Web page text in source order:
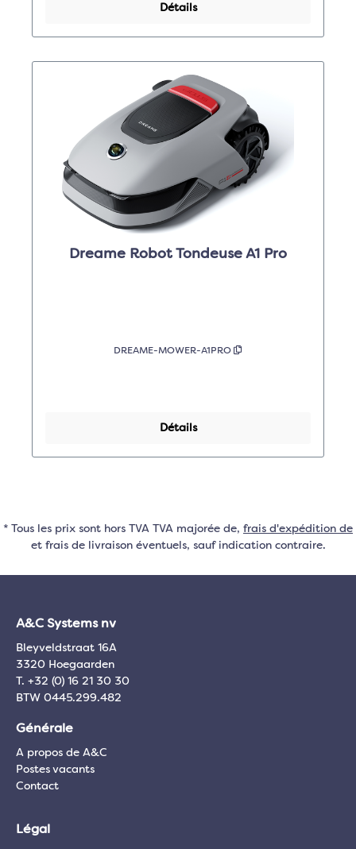
Détails
Dreame Robot Tondeuse A1 Pro
DREAME-MOWER-A1PRO
Détails
* Tous les prix sont hors TVA TVA majorée de, frais d'expédition de
et frais de livraison éventuels, sauf indication contraire.
A&C Systems nv
Bleyveldstraat 16A
3320 Hoegaarden
T. +32 (0) 16 21 30 30
BTW 0445.299.482
Générale
A propos de A&C
Postes vacants
Contact
Légal